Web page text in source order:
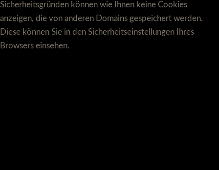
Sicherheitsgründen können wie Ihnen keine Cookies
anzeigen, die von anderen Domains gespeichert werden.
Diese können Sie in den Sicherheitseinstellungen Ihres
Browsers einsehen.